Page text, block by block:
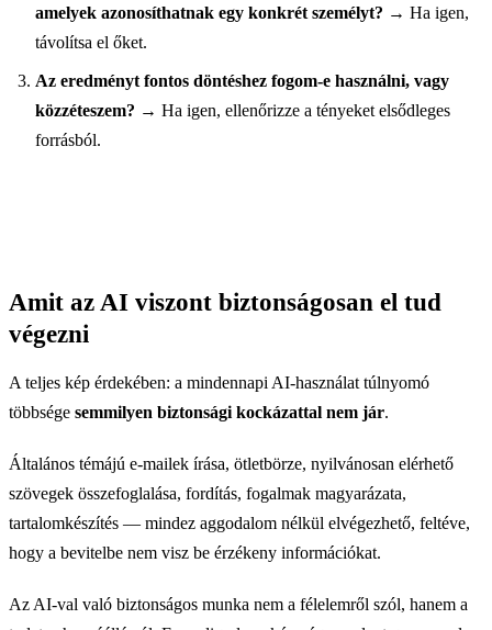
amelyek azonosíthatnak egy konkrét személyt? → Ha igen,
távolítsa el őket.
Az eredményt fontos döntéshez fogom-e használni, vagy
közzéteszem? → Ha igen, ellenőrizze a tényeket elsődleges
forrásból.
Amit az AI viszont biztonságosan el tud
végezni
A teljes kép érdekében: a mindennapi AI-használat túlnyomó
többsége semmilyen biztonsági kockázattal nem jár.
Általános témájú e-mailek írása, ötletbörze, nyilvánosan elérhető
szövegek összefoglalása, fordítás, fogalmak magyarázata,
tartalomkészítés — mindez aggodalom nélkül elvégezhető, feltéve,
hogy a bevitelbe nem visz be érzékeny információkat.
Az AI-val való biztonságos munka nem a félelemről szól, hanem a